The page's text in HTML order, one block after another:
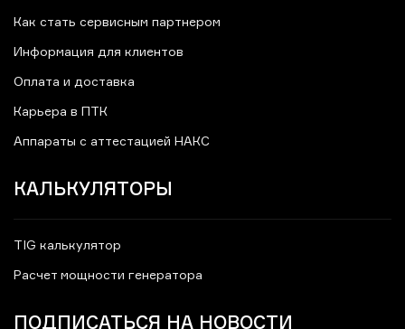
Как стать сервисным партнером
Информация для клиентов
Оплата и доставка
Карьера в ПТК
Аппараты с аттестацией НАКС
КАЛЬКУЛЯТОРЫ
TIG калькулятор
Расчет мощности генератора
ПОДПИСАТЬСЯ НА НОВОСТИ